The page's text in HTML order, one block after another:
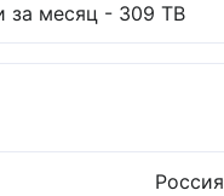
за месяц - 309 TB
Россия